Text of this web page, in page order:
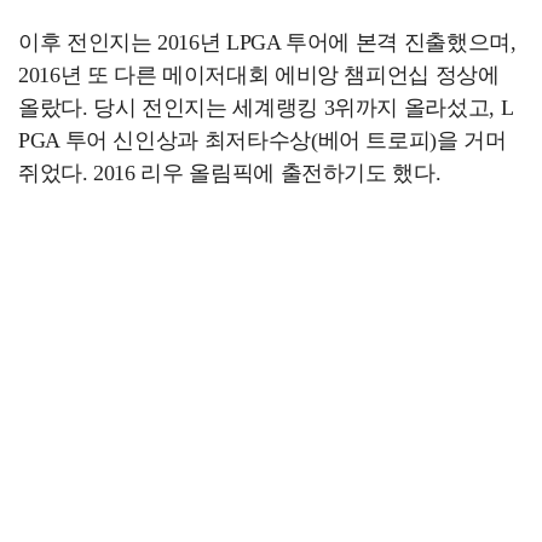
이후 전인지는 2016년 LPGA 투어에 본격 진출했으며,
2016년 또 다른 메이저대회 에비앙 챔피언십 정상에
올랐다. 당시 전인지는 세계랭킹 3위까지 올라섰고, L
PGA 투어 신인상과 최저타수상(베어 트로피)을 거머
쥐었다. 2016 리우 올림픽에 출전하기도 했다.